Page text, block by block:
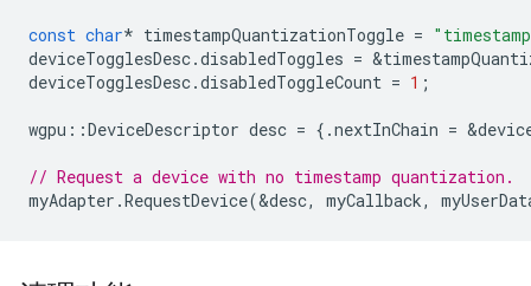
const char* timestampQuantizationToggle =
deviceTogglesDesc.disabledToggles = &
deviceTogglesDesc.disabledToggleCount = 1 ;
wgpu ::DeviceDescriptor desc = {.nextInChain = &
// Request a device with no timestamp quantization.
myAdapter .RequestDevice(&desc, myCallback,